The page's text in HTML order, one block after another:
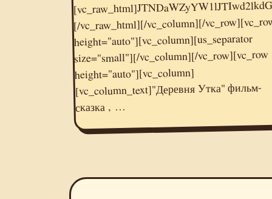
[/vc_raw_html][/vc_column][/
height="auto"][vc_column][us_separator
size="small"][/vc_column][/vc_row][vc_row
height="auto"][vc_column]
[vc_column_text]"Деревня Утка" фильм-
сказка , …